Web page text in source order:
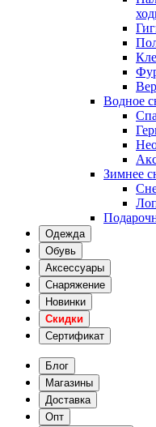
Водное
Зимнее
Одежда
Обувь
Аксессуары
Снаряжение
Новинки
Скидки
Сертификат
Блог
Магазины
Доставка
Опт